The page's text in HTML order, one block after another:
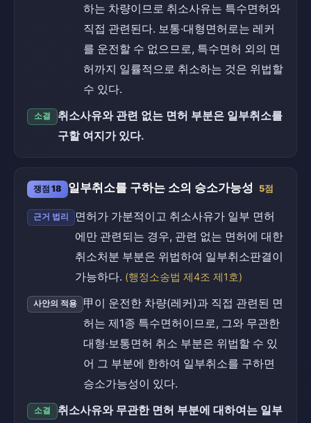
하는 차량이므로 취소사유는 특수면허와
직접 관련된다. 보통·대형면허로는 레커
를 운전할 수 없으므로, 특수면허 외의 면
허까지 일률적으로 취소하는 것은 위법할
수 있다.
소결
취소사유와 관련 없는 면허 부분은 일부취소를
구할 여지가 있다.
쟁점 18 일부취소를 구하는 소의 승소가능성 5점
근거 법리
면허가 가분적이고 취소사유가 일부 면허
에만 관련되는 경우, 관련 없는 면허에 대한
취소처분 부분은 위법하여 일부취소판결이
가능하다. (행정소송법 제4조 제1호)
사안의 적용
甲이 운전한 차량(레커)과 직접 관련된 면
허는 제1종 특수면허이므로, 그와 무관한
대형·보통면허 취소 부분은 위법할 수 있
어 그 부분에 한하여 일부취소를 구하면
승소가능성이 있다.
소결
취소사유와 무관한 면허 부분에 대하여는 일부